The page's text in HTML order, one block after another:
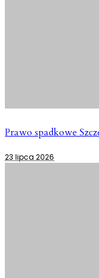
Prawo spadkowe
23 lipca 2026